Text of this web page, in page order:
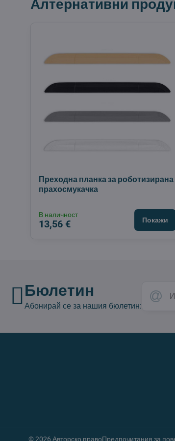
Алтернативни
Преходна планка за роботизирана
прахосмукачка
В наличност
13,56 € Покажи
Бюлетин
Абонирай се за нашия бюлетин:
©2026 Авторско правоПредпочитания за